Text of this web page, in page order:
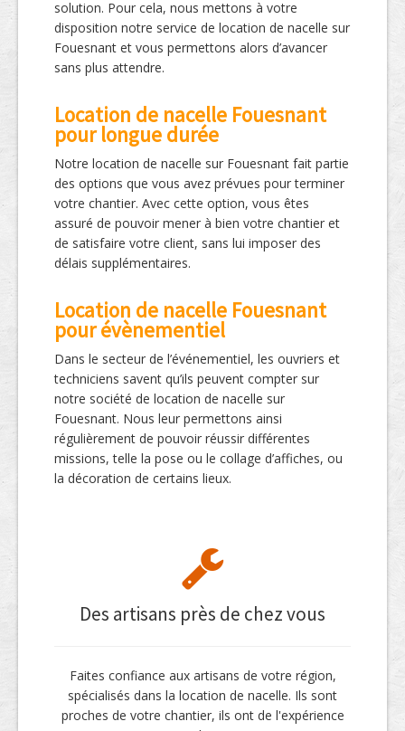
solution. Pour cela, nous mettons à votre
disposition notre service de location de nacelle sur
Fouesnant et vous permettons alors d’avancer
sans plus attendre.
Location de nacelle Fouesnant
pour longue durée
Notre location de nacelle sur Fouesnant fait partie
des options que vous avez prévues pour terminer
votre chantier. Avec cette option, vous êtes
assuré de pouvoir mener à bien votre chantier et
de satisfaire votre client, sans lui imposer des
délais supplémentaires.
Location de nacelle Fouesnant
pour évènementiel
Dans le secteur de l’événementiel, les ouvriers et
techniciens savent qu’ils peuvent compter sur
notre société de location de nacelle sur
Fouesnant. Nous leur permettons ainsi
régulièrement de pouvoir réussir différentes
missions, telle la pose ou le collage d’affiches, ou
la décoration de certains lieux.
Des artisans près de chez vous
Faites confiance aux artisans de votre région,
spécialisés dans la location de nacelle. Ils sont
proches de votre chantier, ils ont de l'expérience